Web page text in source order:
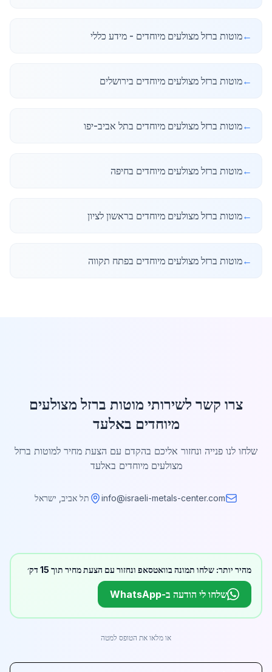
←מוטות ברזל מצולעים מיוחדים - מידע כללי
←מוטות ברזל מצולעים מיוחדים בירושלים
←מוטות ברזל מצולעים מיוחדים בתל אביב-יפו
←מוטות ברזל מצולעים מיוחדים בחיפה
←מוטות ברזל מצולעים מיוחדים בראשון לציון
←מוטות ברזל מצולעים מיוחדים בפתח תקווה
צרו קשר לשירותי מוטות ברזל מצולעים
מיוחדים באלעד
שלחו לנו פנייה ונחזור אליכם בהקדם עם הצעת מחיר למוטות ברזל
מצולעים מיוחדים באלעד
info@israeli-metals-center.com תל אביב, ישראל
מהיר יותר: שלחו תמונה בוואטסאפ ונחזור עם הצעת מחיר תוך 15 דק׳
שלחו לי הודעה ב-WhatsApp
או מלאו את הטופס למטה